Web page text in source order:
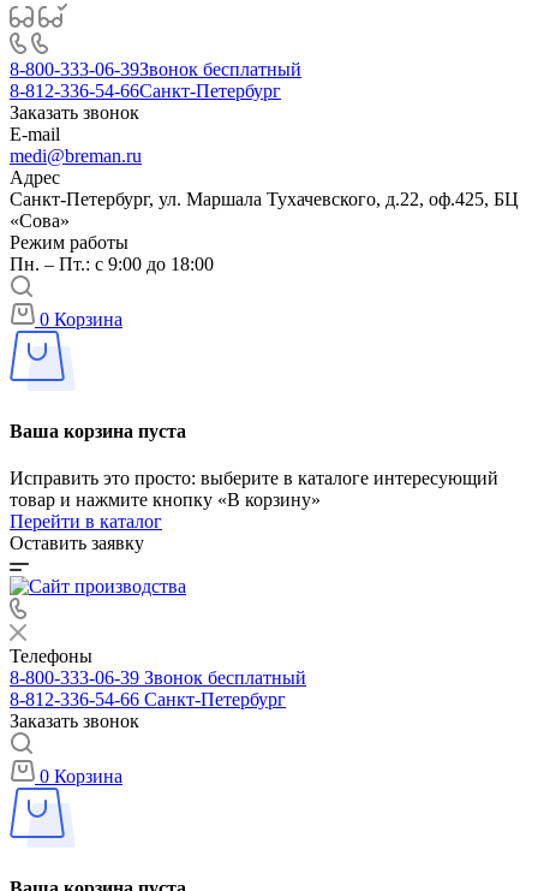
8-800-333-06-39Звонок бесплатный
8-812-336-54-66Санкт-Петербург
Заказать звонок
E-mail
medi@breman.ru
Адрес
Санкт-Петербург, ул. Маршала Тухачевского, д.22, оф.425, БЦ
«Сова»
Режим работы
Пн. – Пт.: с 9:00 до 18:00
0 Корзина
Ваша корзина пуста
Исправить это просто: выберите в каталоге интересующий
товар и нажмите кнопку «В корзину»
Перейти в каталог
Оставить заявку
Телефоны
8-800-333-06-39 Звонок бесплатный
8-812-336-54-66 Санкт-Петербург
Заказать звонок
0 Корзина